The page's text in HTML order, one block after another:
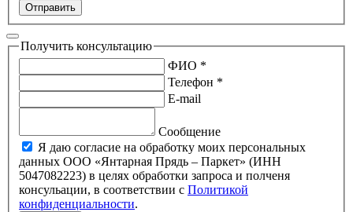
Отправить
Получить консультацию
ФИО *
Телефон *
E-mail
Сообщение
Я даю согласие на обработку моих персональных
данных ООО «Янтарная Прядь – Паркет» (ИНН
5047082223) в целях обработки запроса и полченя
консульации, в соответствии с Политикой
конфиденциальности.